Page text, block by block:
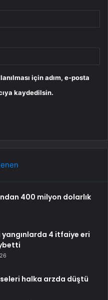
için adım, e-posta
kaydedilsin.
400 milyon dolarlık
yangınlarda 4 itfaiye eri
halka arzda düştü